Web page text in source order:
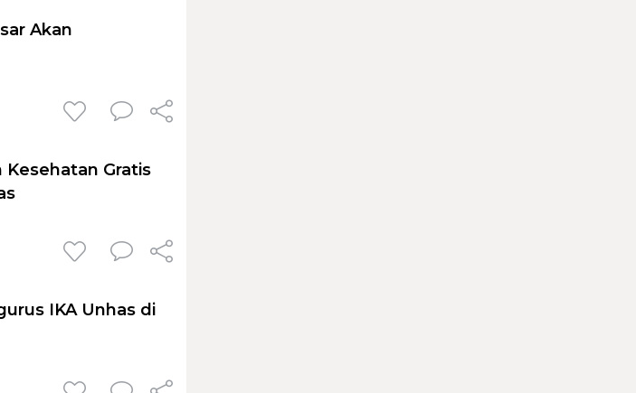
Akan
Gratis
IKA Unhas di